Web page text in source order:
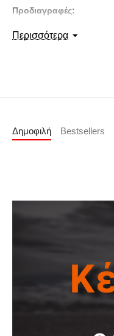
Προδιαγραφές:
Βάρος:300 g/m²
Περισσότερα
Δημοφιλή Bestsellers